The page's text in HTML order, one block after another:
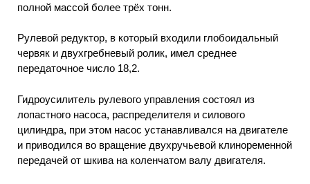
полной массой более трёх тонн.
Рулевой редуктор, в который входили глобоидальный
червяк и двухгребневый ролик, имел среднее
передаточное число 18,2.
Гидроусилитель рулевого управления состоял из
лопастного насоса, распределителя и силового
цилиндра, при этом насос устанавливался на двигателе
и приводился во вращение двухручьевой клиноременной
передачей от шкива на коленчатом валу двигателя.